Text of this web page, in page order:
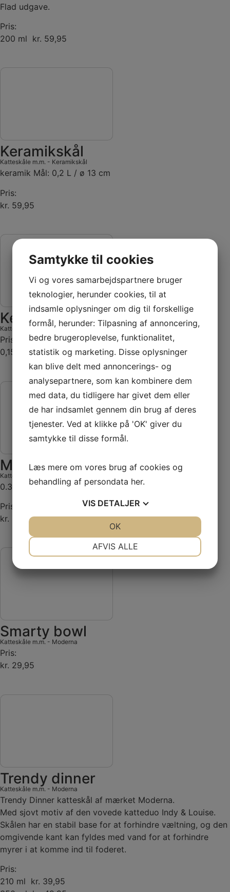
Flad udgave.
Pris:
200 ml kr. 59,95
Keramikskål
Katteskåle m.m. - Keramikskål
keramik Mål: 0,2 L / ø 13 cm
Pris:
kr. 59,95
Keramikskål, forhøjet
Katteskåle m.m. -Keramikskål
Pris:
0,15 l kr. 99,95
Mimi keramikskål
Katteskåle m.m.
0.3 l/ø 12 cm
Pris:
kr. 59,95
Smarty bowl
Katteskåle m.m. - Moderna
Pris:
kr. 29,95
Trendy dinner
Katteskåle m.m. - Moderna
Trendy Dinner katteskål af mærket Moderna.
Med sjovt motiv af den vovede katteduo Indy & Louise.
Skålen har en stabil base for at forhindre væltning, og den
omgivende kant kan fyldes med vand for at forhindre
myrer i at komme ind til foderet.
Pris:
210 ml kr. 39,95
Samtykke til cookies
Vi og vores samarbejdspartnere bruger
teknologier, herunder cookies, til at
indsamle oplysninger om dig til forskellige
formål, herunder: Tilpasning af annoncering,
bedre brugeroplevelse, funktionalitet,
statistik og marketing. Disse oplysninger
kan blive delt med annoncerings- og
analysepartnere, som kan kombinere dem
med data, du tidligere har givet dem eller
de har indsamlet gennem din brug af deres
tjenester. Ved at klikke på 'OK' giver du
samtykke til disse formål.
Læs mere om vores brug af cookies og
behandling af persondata her.
VIS DETALJER
AFVIS ALLE
OK